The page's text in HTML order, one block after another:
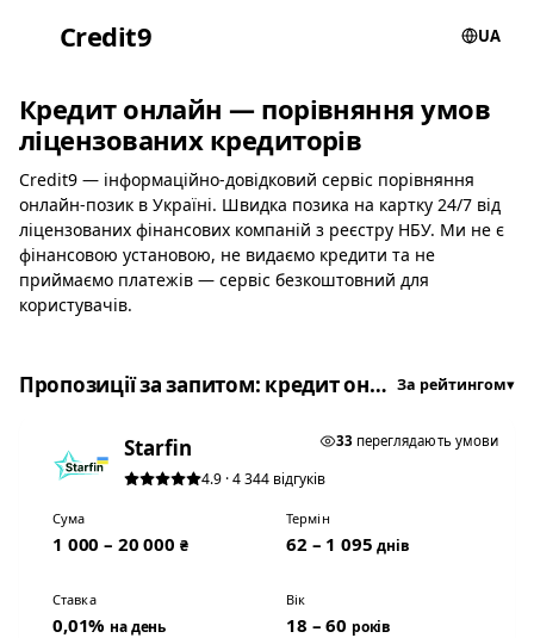
Credit9 UA
Кредит онлайн — порівняння умов
ліцензованих кредиторів
Credit9 — інформаційно-довідковий сервіс порівняння
онлайн-позик в Україні. Швидка позика на картку 24/7 від
ліцензованих фінансових компаній з реєстру НБУ. Ми не є
фінансовою установою, не видаємо кредити та не
приймаємо платежів — сервіс безкоштовний для
користувачів.
Пропозиції за запитом: кредит онлайн За рейтингом▾
33 переглядають умови
Starfin
4.9 · 4 344 відгуків
Сума
1 000 – 20 000 ₴
Термін
62 – 1 095днів
Ставка
0,01% на день
Вік
18 – 60 років